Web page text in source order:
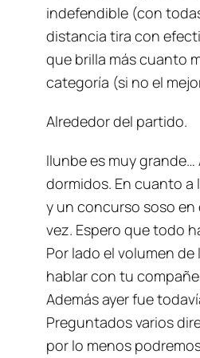
indefendible (con
distancia tira con
que brilla más cuanto
categoría (si no el
Alrededor del partido.
Ilunbe es muy
dormidos. En cuanto
y un concurso soso en
vez. Espero que todo
Por lado el volumen
hablar con tu
Además ayer fue
Preguntados varios
por lo menos